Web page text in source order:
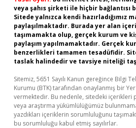
veya şahıs şirketi ile hiçbir bağlantısı
Sitede yalnızca kendi hazırladığımız
paylaşılmaktadır. Burada yer alan
taşımamakta olup, gerçek kurum ve
paylaşım yapılmamaktadır. Gerçek
benzerlikleri tamamen tesadüfidir.
taslak halindedir ve tavsiye niteliği
Sitemiz, 5651 Sayılı Kanun gereğince Bilgi
Kurumu (BTK) tarafından onaylanmış bir
vermektedir. Bu nedenle, sitedeki içerikleri
veya araştırma yükümlülüğümüz
yazdıkları içeriklerin sorumluluğunu
bu sorumluluğu kabul etmiş sayılırlar.